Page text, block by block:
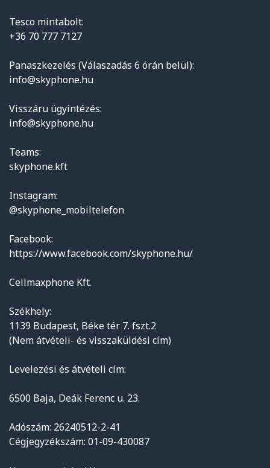
Tesco mintabolt:
+36 70 777 7127
Panaszkezelés (Válaszadás 6 órán belül):
info@skyphone.hu
Visszáru ügyintézés:
info@skyphone.hu
Teams:
skyphone.kft
Instagram:
@skyphone_mobiltelefon
Facebook:
https://www.facebook.com/skyphone.hu/
Cellmaxphone Kft.
Székhely:
1139 Budapest, Béke tér 7. fszt.2
(Nem átvételi- és visszaküldési cím)
Levelezési és átvételi cím:
6500 Baja, Deák Ferenc u. 23.
Adószám: 26240512-2-41
Cégjegyzékszám: 01-09-430087